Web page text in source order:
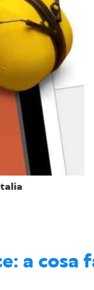
a cosa